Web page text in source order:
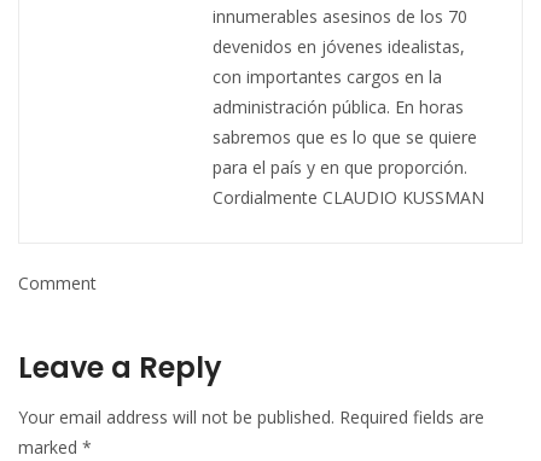
innumerables asesinos de los 70
devenidos en jóvenes idealistas,
con importantes cargos en la
administración pública. En horas
sabremos que es lo que se quiere
para el país y en que proporción.
Cordialmente CLAUDIO KUSSMAN
Comment
Leave a Reply
Your email address will not be published. Required fields are
marked *